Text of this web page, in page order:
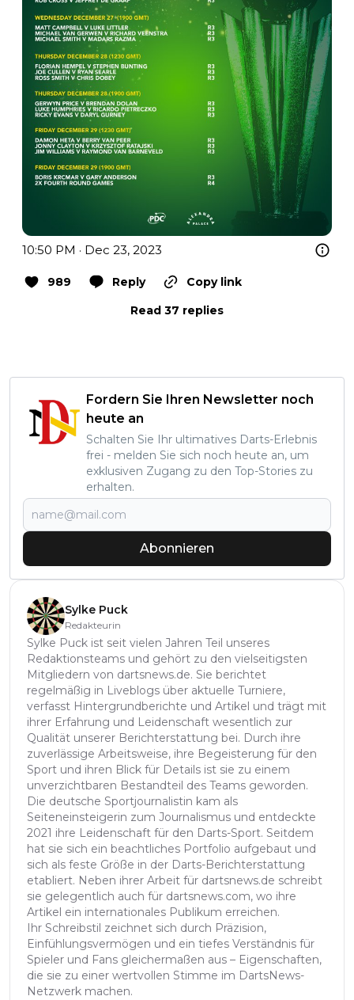
10:50 PM · Dec 23, 2023
989 Reply
Copy link
Read 37 replies
Fordern Sie Ihren Newsletter noch
heute an
Schalten Sie Ihr ultimatives Darts-Erlebnis
frei - melden Sie sich noch heute an, um
exklusiven Zugang zu den Top-Stories zu
erhalten.
Abonnieren
Sylke Puck
Redakteurin
Sylke Puck ist seit vielen Jahren Teil unseres
Redaktionsteams und gehört zu den vielseitigsten
Mitgliedern von dartsnews.de. Sie berichtet
regelmäßig in Liveblogs über aktuelle Turniere,
verfasst Hintergrundberichte und Artikel und trägt mit
ihrer Erfahrung und Leidenschaft wesentlich zur
Qualität unserer Berichterstattung bei. Durch ihre
zuverlässige Arbeitsweise, ihre Begeisterung für den
Sport und ihren Blick für Details ist sie zu einem
unverzichtbaren Bestandteil des Teams geworden.
Die deutsche Sportjournalistin kam als
Seiteneinsteigerin zum Journalismus und entdeckte
2021 ihre Leidenschaft für den Darts-Sport. Seitdem
hat sie sich ein beachtliches Portfolio aufgebaut und
sich als feste Größe in der Darts-Berichterstattung
etabliert. Neben ihrer Arbeit für dartsnews.de schreibt
sie gelegentlich auch für dartsnews.com, wo ihre
Artikel ein internationales Publikum erreichen.
Ihr Schreibstil zeichnet sich durch Präzision,
Einfühlungsvermögen und ein tiefes Verständnis für
Spieler und Fans gleichermaßen aus – Eigenschaften,
die sie zu einer wertvollen Stimme im DartsNews-
Netzwerk machen.